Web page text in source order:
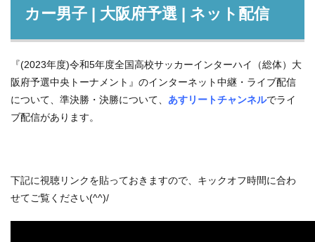
カー男子 | 大阪府予選 | ネット配信
『(2023年度)令和5年度全国高校サッカーインターハイ（総体）大
阪府予選中央トーナメント』のインターネット中継・ライブ配信
について、準決勝・決勝について、 あすリートチャンネルでライ
ブ配信があります。
下記に視聴リンクを貼っておきますので、キックオフ時間に合わ
せてご覧ください(^^)/